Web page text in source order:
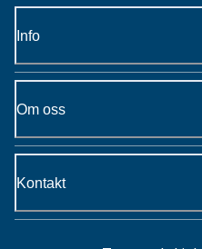
Info
Om oss
Kontakt